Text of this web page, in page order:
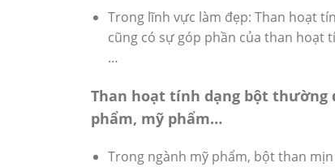
Trong lĩnh vực làm đẹp: Than hoạt
cũng có sự góp phần của than hoạt
…
Than hoạt tính dạng bột
phẩm, mỹ phẩm…
Trong ngành mỹ phẩm, bột than